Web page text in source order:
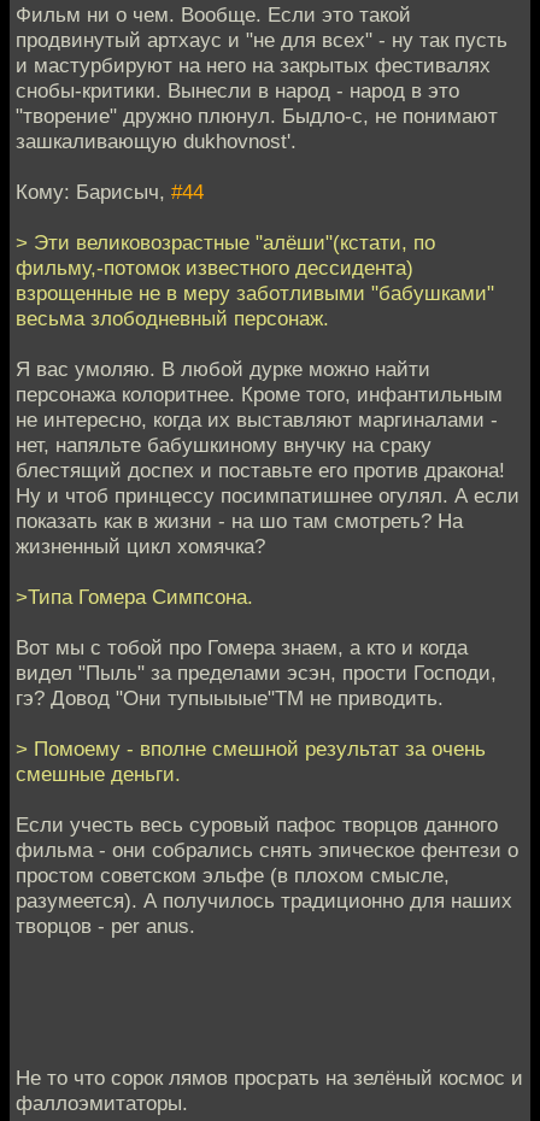
Фильм ни о чем. Вообще. Если это такой
продвинутый артхаус и "не для всех" - ну так пусть
и мастурбируют на него на закрытых фестивалях
снобы-критики. Вынесли в народ - народ в это
"творение" дружно плюнул. Быдло-с, не понимают
зашкаливающую dukhovnost'.
Кому: Барисыч, #44
> Эти великовозрастные "алёши"(кстати, по
фильму,-потомок известного дессидента)
взрощенные не в меру заботливыми "бабушками"
весьма злободневный персонаж.
Я вас умоляю. В любой дурке можно найти
персонажа колоритнее. Кроме того, инфантильным
не интересно, когда их выставляют маргиналами -
нет, напяльте бабушкиному внучку на сраку
блестящий доспех и поставьте его против дракона!
Ну и чтоб принцессу посимпатишнее огулял. А если
показать как в жизни - на шо там смотреть? На
жизненный цикл хомячка?
>Типа Гомера Симпсона.
Вот мы с тобой про Гомера знаем, а кто и когда
видел "Пыль" за пределами эсэн, прости Господи,
гэ? Довод "Они тупыыыые"ТМ не приводить.
> Помоему - вполне смешной результат за очень
смешные деньги.
Если учесть весь суровый пафос творцов данного
фильма - они собрались снять эпическое фентези о
простом советском эльфе (в плохом смысле,
разумеется). А получилось традиционно для наших
творцов - per anus.
Не то что сорок лямов просрать на зелёный космос и
фаллоэмитаторы.